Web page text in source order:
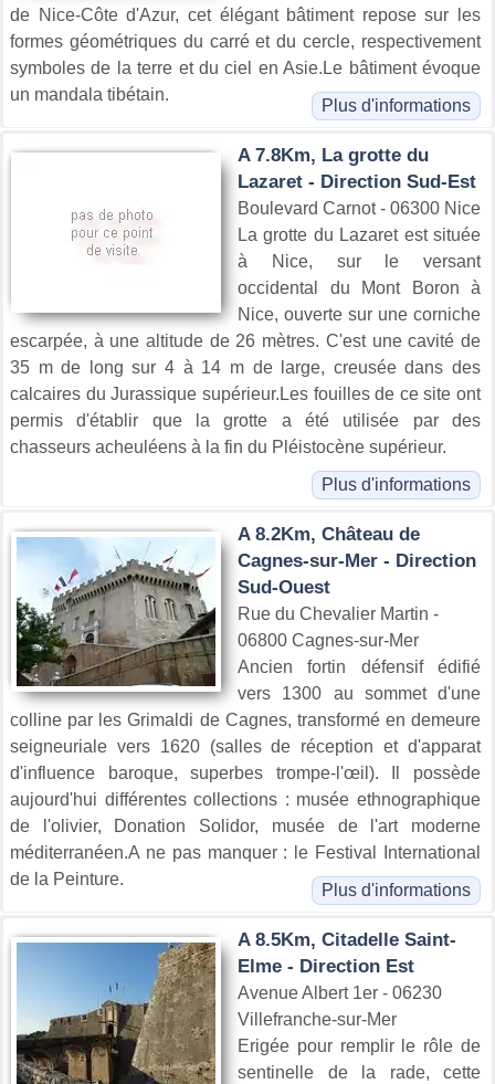
de Nice-Côte d'Azur, cet élégant bâtiment repose sur les
formes géométriques du carré et du cercle, respectivement
symboles de la terre et du ciel en Asie.Le bâtiment évoque
un mandala tibétain.
Plus d'informations
A 7.8Km, La grotte du
Lazaret - Direction Sud-Est
Boulevard Carnot - 06300 Nice
La grotte du Lazaret est située
à Nice, sur le versant
occidental du Mont Boron à
Nice, ouverte sur une corniche
escarpée, à une altitude de 26 mètres. C'est une cavité de
35 m de long sur 4 à 14 m de large, creusée dans des
calcaires du Jurassique supérieur.Les fouilles de ce site ont
permis d'établir que la grotte a été utilisée par des
chasseurs acheuléens à la fin du Pléistocène supérieur.
Plus d'informations
A 8.2Km, Château de
Cagnes-sur-Mer - Direction
Sud-Ouest
Rue du Chevalier Martin -
06800 Cagnes-sur-Mer
Ancien fortin défensif édifié
vers 1300 au sommet d'une
colline par les Grimaldi de Cagnes, transformé en demeure
seigneuriale vers 1620 (salles de réception et d'apparat
d'influence baroque, superbes trompe-l'œil). Il possède
aujourd'hui différentes collections : musée ethnographique
de l'olivier, Donation Solidor, musée de l'art moderne
méditerranéen.A ne pas manquer : le Festival International
de la Peinture.
Plus d'informations
A 8.5Km, Citadelle Saint-
Elme - Direction Est
Avenue Albert 1er - 06230
Villefranche-sur-Mer
Erigée pour remplir le rôle de
sentinelle de la rade, cette